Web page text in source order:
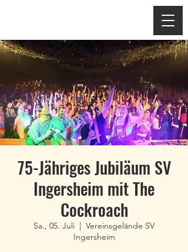
75-Jähriges Jubiläum SV
Ingersheim mit The
Cockroach
Sa., 05. Juli
  |
Vereinsgelände SV
Ingersheim